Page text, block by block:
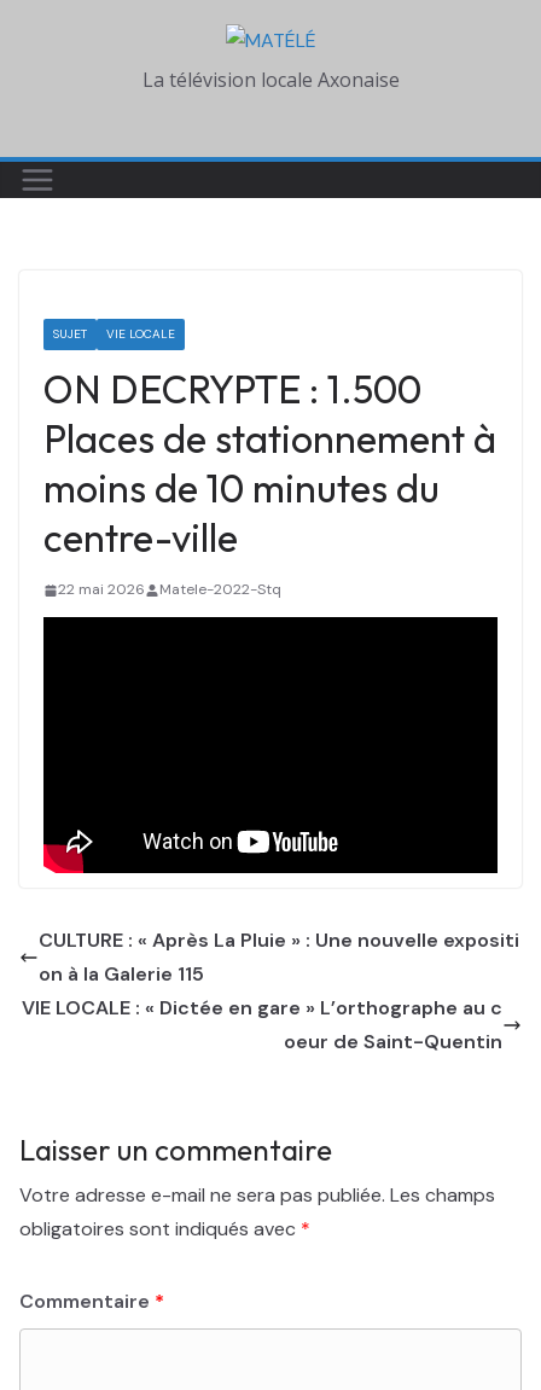
La télévision locale Axonaise
SUJET VIE LOCALE
ON DECRYPTE : 1.500
Places de stationnement à
moins de 10 minutes du
centre-ville
22 mai 2026 Matele-2022-Stq
CULTURE : « Après La Pluie » : Une nouvelle expositi
on à la Galerie 115
VIE LOCALE : « Dictée en gare » L’orthographe au c
oeur de Saint-Quentin
Laisser un commentaire
Votre adresse e-mail ne sera pas publiée. Les champs
obligatoires sont indiqués avec *
Commentaire *